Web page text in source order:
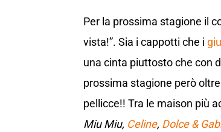
Per la prossima stagione il
vista!”. Sia i cappotti che i
una cinta piuttosto che con
prossima stagione però
pellicce!! Tra le maison più
Miu Miu, Celine, Dolce &